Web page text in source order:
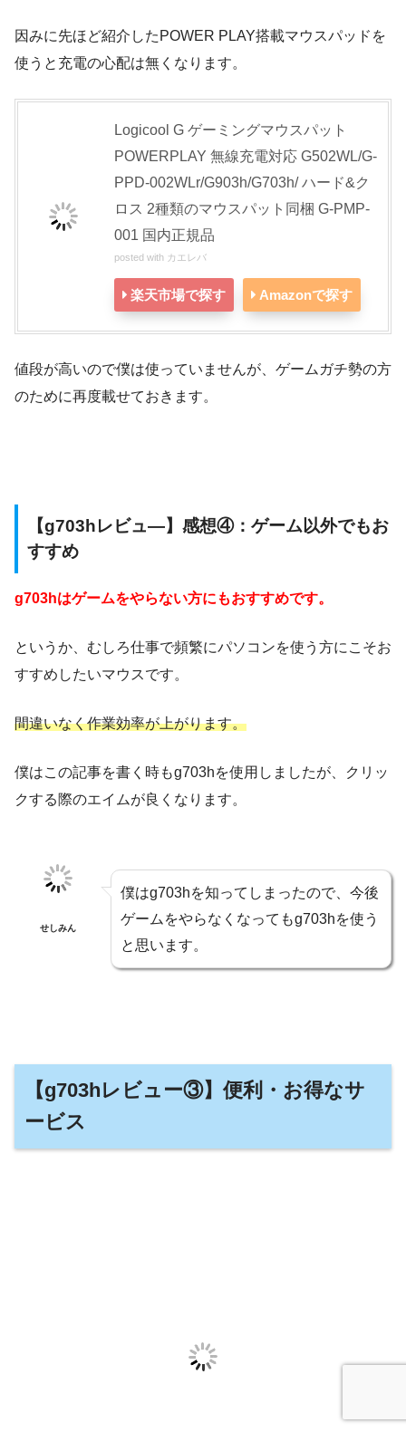
因みに先ほど紹介したPOWER PLAY搭載マウスパッドを
使うと充電の心配は無くなります。
Logicool G ゲーミングマウスパット
POWERPLAY 無線充電対応 G502WL/G-
PPD-002WLr/G903h/G703h/ ハード&ク
ロス 2種類のマウスパット同梱 G-PMP-
001 国内正規品
posted with カエレバ
楽天市場で探す Amazonで探す
値段が高いので僕は使っていませんが、ゲームガチ勢の方
のために再度載せておきます。
【g703hレビュ―】感想④：ゲーム以外でもお
すすめ
g703hはゲームをやらない方にもおすすめです。
というか、むしろ仕事で頻繁にパソコンを使う方にこそお
すすめしたいマウスです。
間違いなく作業効率が上がります。
僕はこの記事を書く時もg703hを使用しましたが、クリッ
クする際のエイムが良くなります。
せしみん
僕はg703hを知ってしまったので、今後
ゲームをやらなくなってもg703hを使う
と思います。
【g703hレビュー③】便利・お得なサ
ービス